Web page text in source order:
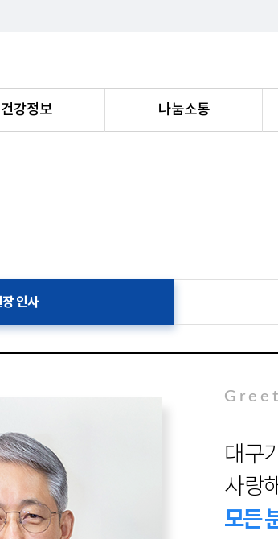
건강정보 나눔소통
인사
대구
사랑
모든